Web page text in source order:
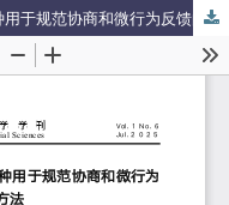
轻度社会互动中的上级身份框架：一种用于规范协商和微行为反馈的动态系统方法